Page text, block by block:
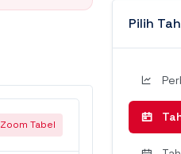
Zoom Tabel
Pilih